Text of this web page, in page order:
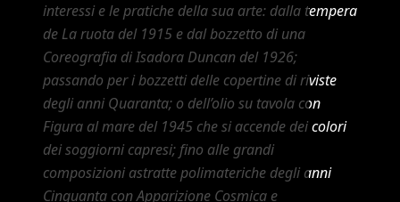
interessi e le pratiche della sua arte: dalla tempera
de La ruota del 1915 e dal bozzetto di una
Coreografia di Isadora Duncan del 1926;
passando per i bozzetti delle copertine di riviste
degli anni Quaranta; o dell’olio su tavola con
Figura al mare del 1945 che si accende dei colori
dei soggiorni capresi; fino alle grandi
composizioni astratte polimateriche degli anni
Cinquanta con Apparizione Cosmica e